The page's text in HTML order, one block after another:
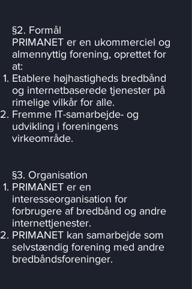
§2. Formål
PRIMANET er en ukommerciel og
almennyttig forening, oprettet for
at:
Etablere højhastigheds bredbånd
og internetbaserede tjenester på
rimelige vilkår for alle.
Fremme IT-samarbejde- og
udvikling i foreningens
virkeområde.
§3. Organisation
PRIMANET er en
interesseorganisation for
forbrugere af bredbånd og andre
internettjenester.
PRIMANET kan samarbejde som
selvstændig forening med andre
bredbåndsforeninger.